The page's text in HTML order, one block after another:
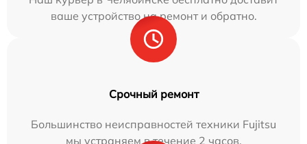
ваше устройство на ремонт и обратно.
Срочный ремонт
Большинство неисправностей техники Fujitsu
мы устраняем в течение 2 часов.